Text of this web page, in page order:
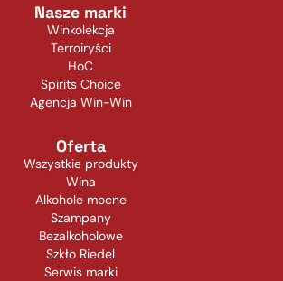
Nasze marki
Winkolekcja
Terroiryści
HoC
Spirits Choice
Agencja Win-Win
Oferta
Wszystkie produkty
Wina
Alkohole mocne
Szampany
Bezalkoholowe
Szkło Riedel
Serwis marki